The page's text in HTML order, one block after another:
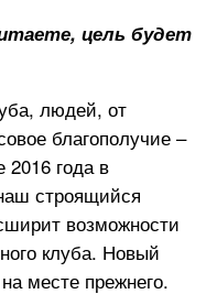
цель будет
людей, от
благополучие –
2016 года в
строящийся
возможности
клуба. Новый
месте прежнего.